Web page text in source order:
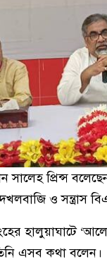
প্রিন্স
ও সন্ত্রাস
হালুয়াঘাটে
এসব কথা বলেন।